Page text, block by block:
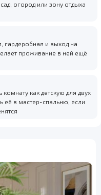
огород или зону отдыха
гардеробная и выход на
проживание в ней ещё
как детскую для двух
её в мастер-спальню, если